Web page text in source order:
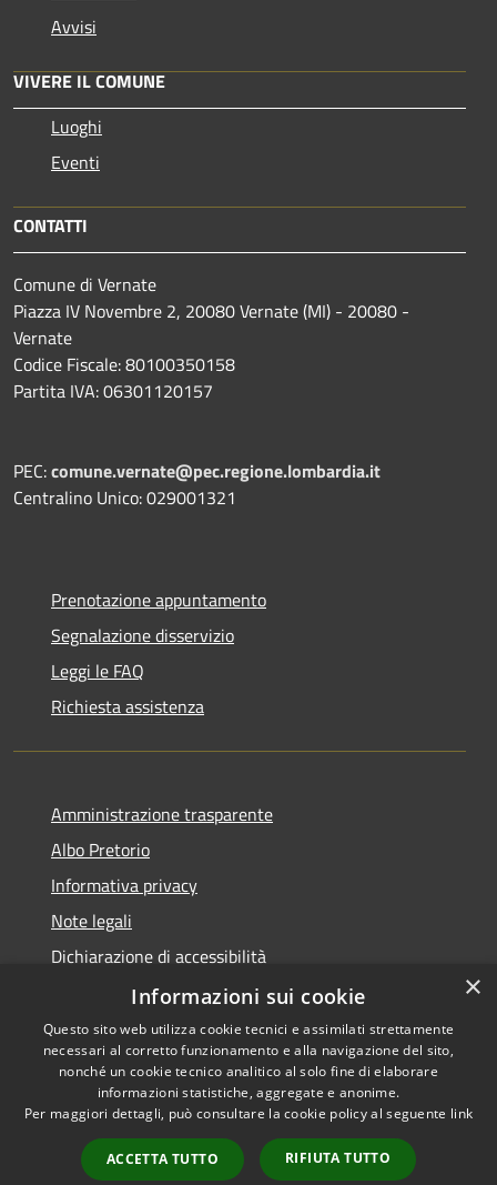
Avvisi
VIVERE IL COMUNE
Luoghi
Eventi
CONTATTI
Comune di Vernate
Piazza IV Novembre 2, 20080 Vernate (MI) - 20080 -
Vernate
Codice Fiscale: 80100350158
Partita IVA: 06301120157
PEC:comune.vernate@pec.regione.lombardia.it
Centralino Unico: 029001321
Prenotazione appuntamento
Segnalazione disservizio
Leggi le FAQ
Richiesta assistenza
Amministrazione trasparente
Albo Pretorio
Informativa privacy
Note legali
Dichiarazione di accessibilità
Accessibilità
Privacy
Mappa del sito
×
Informazioni sui cookie
Questo sito web utilizza cookie tecnici e assimilati strettamente
necessari al corretto funzionamento e alla navigazione del sito,
nonché un cookie tecnico analitico al solo fine di elaborare
informazioni statistiche, aggregate e anonime.
Per maggiori dettagli, può consultare la cookie policy al seguente link
ACCETTA TUTTO RIFIUTA TUTTO